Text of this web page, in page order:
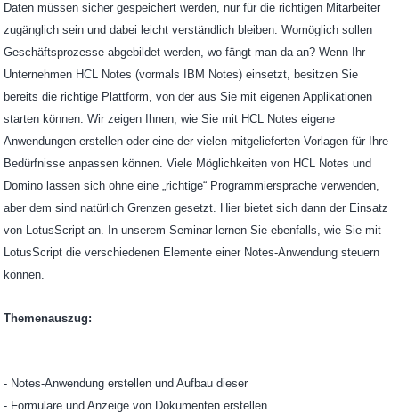
Daten müssen sicher gespeichert werden, nur für die richtigen Mitarbeiter
zugänglich sein und dabei leicht verständlich bleiben. Womöglich sollen
Geschäftsprozesse abgebildet werden, wo fängt man da an? Wenn Ihr
Unternehmen HCL Notes (vormals IBM Notes) einsetzt, besitzen Sie
bereits die richtige Plattform, von der aus Sie mit eigenen Applikationen
starten können: Wir zeigen Ihnen, wie Sie mit HCL Notes eigene
Anwendungen erstellen oder eine der vielen mitgelieferten Vorlagen für Ihre
Bedürfnisse anpassen können. Viele Möglichkeiten von HCL Notes und
Domino lassen sich ohne eine „richtige“ Programmiersprache verwenden,
aber dem sind natürlich Grenzen gesetzt. Hier bietet sich dann der Einsatz
von LotusScript an. In unserem Seminar lernen Sie ebenfalls, wie Sie mit
LotusScript die verschiedenen Elemente einer Notes-Anwendung steuern
können.
Themenauszug:
- Notes-Anwendung erstellen und Aufbau dieser
- Formulare und Anzeige von Dokumenten erstellen